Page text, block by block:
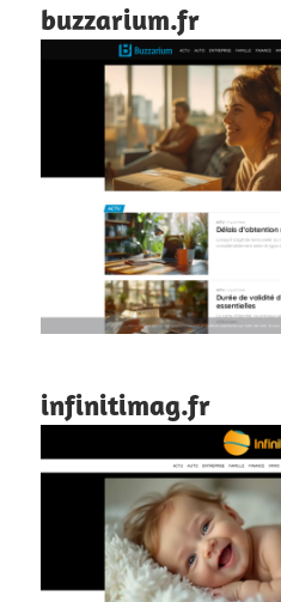
buzzarium.fr
infinitimag.fr